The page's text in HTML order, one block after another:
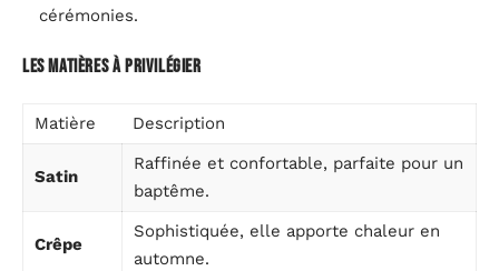
cérémonies.
Les matières à privilégier
Matière Description
Satin
Raffinée et confortable, parfaite pour un
baptême.
Crêpe
Sophistiquée, elle apporte chaleur en
automne.